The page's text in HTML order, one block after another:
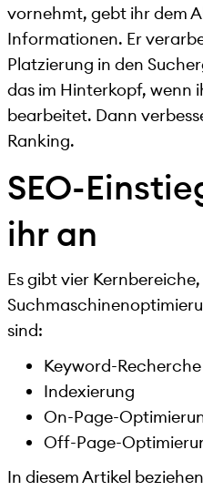
vornehmt, gebt ihr dem
Informationen. Er
Platzierung in den
das im Hinterkopf, wenn
bearbeitet. Dann
Ranking.
SEO-
ihr an
Es gibt vier
sind:
Keyword-Recherche
Indexierung
On-Page-
Off-Page-
In diesem Artikel